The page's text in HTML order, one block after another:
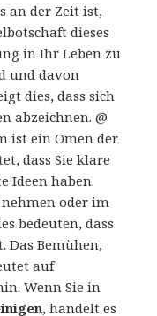
an der Zeit ist,
dieses
in Ihr Leben zu
und davon
dies, dass sich
abzeichnen. @
ist ein Omen der
dass Sie klare
Ideen haben.
nehmen oder im
bedeuten, dass
Das Bemühen,
auf
Wenn Sie in
, handelt es